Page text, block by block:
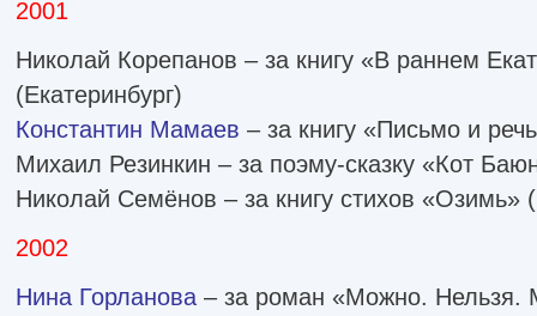
2001
Николай Корепанов – за книгу «В раннем
(Екатеринбург)
Константин Мамаев – за книгу «Письмо и
Михаил Резинкин – за поэму-сказку «Кот
Николай Семёнов – за книгу стихов «Озимь»
2002
Нина Горланова – за роман «Можно. Нельзя.